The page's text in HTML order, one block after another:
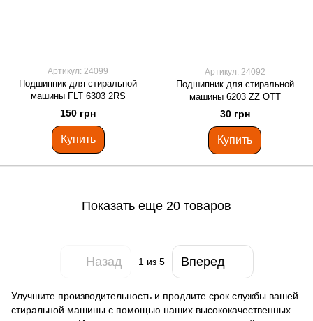
Артикул: 24099
Подшипник для стиральной
машины FLT 6303 2RS
150 грн
Купить
Артикул: 24092
Подшипник для стиральной
машины 6203 ZZ OTT
30 грн
Купить
Показать еще 20 товаров
Назад 1из 5 Вперед
Улучшите производительность и продлите срок службы вашей
стиральной машины с помощью наших высококачественных